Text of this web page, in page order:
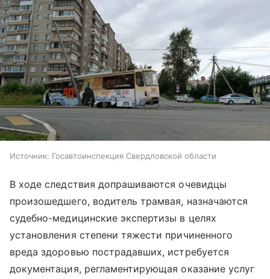
Источник: Госавтоинспекция Свердловской области
В ходе следствия допрашиваются очевидцы
произошедшего, водитель трамвая, назначаются
судебно-медицинские экспертизы в целях
установления степени тяжести причиненного
вреда здоровью пострадавших, истребуется
документация, регламентирующая оказание услуг